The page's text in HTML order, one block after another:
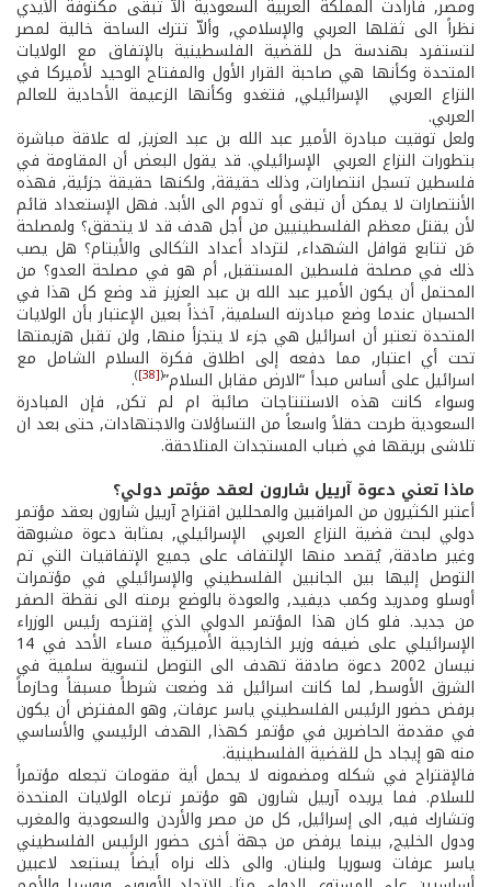
ومصر, فأرادت المملكة العربية السعودية ألاّ تبقى مكتوفة الأيدي
نظراً الى ثقلها العربي والإسلامي, وألاّ تترك الساحة خالية لمصر
لتستفرد بهندسة حل للقضية الفلسطينية بالإتفاق مع الولايات
المتحدة وكأنها هي صاحبة القرار الأول والمفتاح الوحيد لأميركا في
النزاع العربي ­ الإسرائيلي, فتغدو وكأنها الزعيمة الأحادية للعالم
العربي.
ولعل توقيت مبادرة الأمير عبد الله بن عبد العزيز, له علاقة مباشرة
بتطورات النزاع العربي ­ الإسرائيلي. قد يقول البعض أن المقاومة في
فلسطين تسجل انتصارات, وذلك حقيقة, ولكنها حقيقة جزئية, فهذه
الأنتصارات لا يمكن أن تبقى أو تدوم الى الأبد. فهل الإستعداد قائم
لأن يقتل معظم الفلسطينيين من أجل هدف قد لا يتحقق؟ ولمصلحة
مَن تتابع قوافل الشهداء, لتزداد أعداد الثكالى والأيتام؟ هل يصب
ذلك في مصلحة فلسطين المستقبل, أم هو في مصلحة العدو؟ من
المحتمل أن يكون الأمير عبد الله بن عبد العزيز قد وضع كل هذا في
الحسبان عندما وضع مبادرته السلمية, آخذاً بعين الإعتبار بأن الولايات
المتحدة تعتبر أن اسرائيل هي جزء لا يتجزأ منها, ولن تقبل هزيمتها
تحت أي اعتبار, مما دفعه إلى اطلاق فكرة السلام الشامل مع
اسرائيل على أساس مبدأ “الارض مقابل السلام”(
[38]
)
.
وسواء كانت هذه الاستنتاجات صائبة ام لم تكن, فإن المبادرة
السعودية طرحت حقلاً واسعاً من التساؤلات والاجتهادات, حتى بعد ان
تلاشى بريقها في ضباب المستجدات المتلاحقة.
ماذا تعني دعوة آرييل شارون لعقد مؤتمر دولي؟
أعتبر الكثيرون من المراقبين والمحللين اقتراح آرييل شارون بعقد مؤتمر
دولي لبحث قضية النزاع العربي ­ الإسرائيلي, بمثابة دعوة مشبوهة
وغير صادقة, يُقصد منها الإلتفاف على جميع الإتفاقيات التي تم
التوصل إليها بين الجانبين الفلسطيني والإسرائيلي في مؤتمرات
أوسلو ومدريد وكمب ديفيد, والعودة بالوضع برمته الى نقطة الصفر
من جديد. فلو كان هذا المؤتمر الدولي الذي إقترحه رئيس الوزراء
الإسرائيلي على ضيفه وزير الخارجية الأميركية مساء الأحد في 14
نيسان 2002 دعوة صادقة تهدف الى التوصل لتسوية سلمية في
الشرق الأوسط, لما كانت اسرائيل قد وضعت شرطاً مسبقاً وحازماً
برفض حضور الرئيس الفلسطيني ياسر عرفات, وهو المفترض أن يكون
في مقدمة الحاضرين في مؤتمر كهذا, الهدف الرئيسي والأساسي
منه هو إيجاد حل للقضية الفلسطينية.
فالإقتراح في شكله ومضمونه لا يحمل أية مقومات تجعله مؤتمراً
للسلام. فما يريده آرييل شارون هو مؤتمر ترعاه الولايات المتحدة
وتشارك فيه, الى إسرائيل, كل من مصر والأردن والسعودية والمغرب
ودول الخليج, بينما يرفض من جهة أخرى حضور الرئيس الفلسطيني
ياسر عرفات وسوريا ولبنان. والى ذلك نراه أيضاً يستبعد لاعبين